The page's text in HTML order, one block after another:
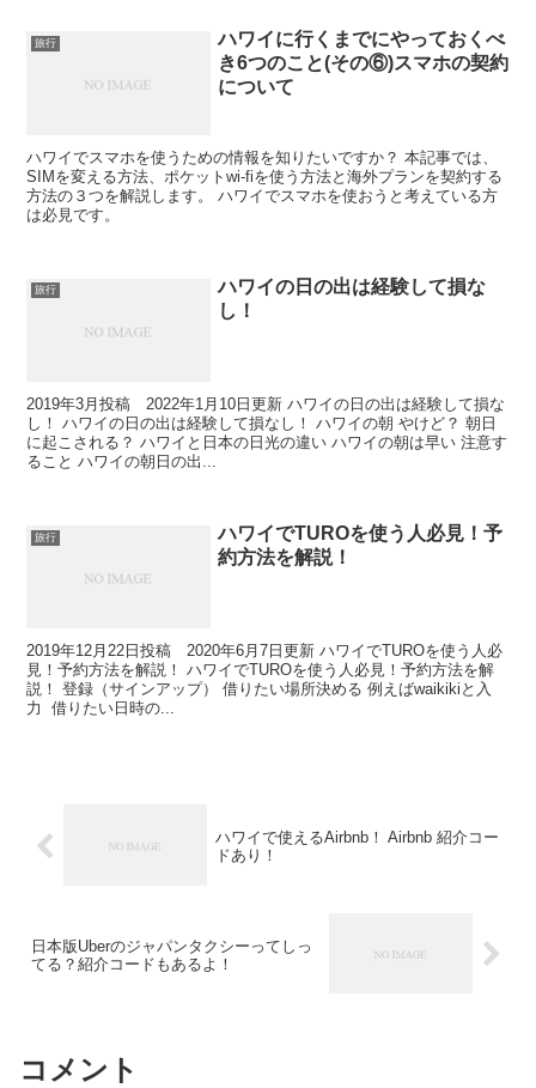
旅行
ハワイに行くまでにやっておくべ
き6つのこと(その⑥)スマホの契約
について
ハワイでスマホを使うための情報を知りたいですか？ 本記事では、
SIMを変える方法、ポケットwi-fiを使う方法と海外プランを契約する
方法の３つを解説します。 ハワイでスマホを使おうと考えている方
は必見です。
旅行
ハワイの日の出は経験して損な
し！
2019年3月投稿 2022年1月10日更新 ハワイの日の出は経験して損な
し！ ハワイの日の出は経験して損なし！ ハワイの朝 やけど？ 朝日
に起こされる？ ハワイと日本の日光の違い ハワイの朝は早い 注意す
ること ハワイの朝日の出...
旅行
ハワイでTUROを使う人必見！予
約方法を解説！
2019年12月22日投稿 2020年6月7日更新 ハワイでTUROを使う人必
見！予約方法を解説！ ハワイでTUROを使う人必見！予約方法を解
説！ 登録（サインアップ） 借りたい場所決める 例えばwaikikiと入
力 借りたい日時の...
ハワイで使えるAirbnb！ Airbnb 紹介コー
ドあり！
日本版Uberのジャパンタクシーってしっ
てる？紹介コードもあるよ！
コメント